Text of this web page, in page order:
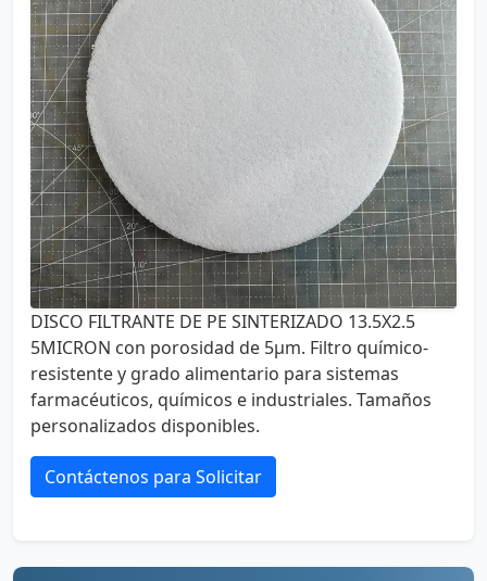
DISCO FILTRANTE DE PE SINTERIZADO 13.5X2.5
5MICRON con porosidad de 5µm. Filtro químico-
resistente y grado alimentario para sistemas
farmacéuticos, químicos e industriales. Tamaños
personalizados disponibles.
Contáctenos para Solicitar